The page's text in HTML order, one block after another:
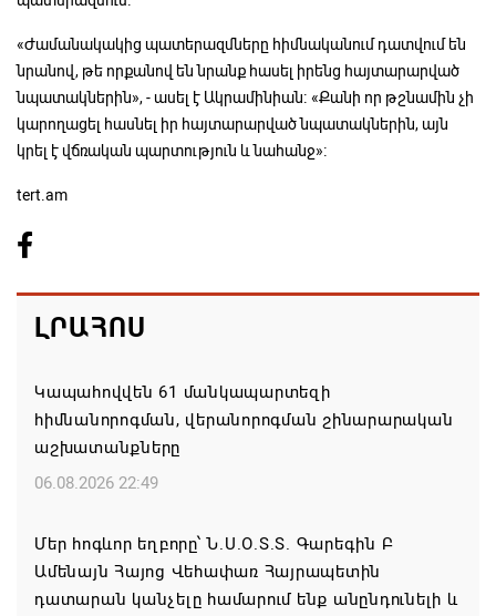
«Ժամանակակից պատերազմները հիմնականում դատվում են
նրանով, թե որքանով են նրանք հասել իրենց հայտարարված
նպատակներին», - ասել է Ակրամինիան։ «Քանի որ թշնամին չի
կարողացել հասնել իր հայտարարված նպատակներին, այն
կրել է վճռական պարտություն և նահանջ»։
tert.am
ԼՐԱՀՈՍ
Կապահովվեն 61 մանկապարտեզի
հիմնանորոգման, վերանորոգման շինարարական
աշխատանքները
06.08.2026 22:49
Մեր հոգևոր եղբորը՝ Ն.Ս.Օ.Տ.Տ. Գարեգին Բ
Ամենայն Հայոց Վեհափառ Հայրապետին
դատարան կանչելը համարում ենք անընդունելի և